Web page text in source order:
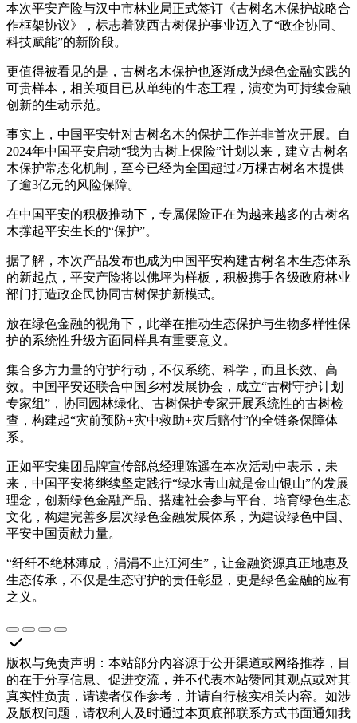
本次平安产险与汉中市林业局正式签订《古树名木保护战略合
作框架协议》，标志着陕西古树保护事业迈入了“政企协同、
科技赋能”的新阶段。
更值得被看见的是，古树名木保护也逐渐成为绿色金融实践的
可贵样本，相关项目已从单纯的生态工程，演变为可持续金融
创新的生动示范。
事实上，中国平安针对古树名木的保护工作并非首次开展。自
2024年中国平安启动“我为古树上保险”计划以来，建立古树名
木保护常态化机制，至今已经为全国超过2万棵古树名木提供
了逾3亿元的风险保障。
在中国平安的积极推动下，专属保险正在为越来越多的古树名
木撑起平安生长的“保护”。
据了解，本次产品发布也成为中国平安构建古树名木生态体系
的新起点，平安产险将以佛坪为样板，积极携手各级政府林业
部门打造政企民协同古树保护新模式。
放在绿色金融的视角下，此举在推动生态保护与生物多样性保
护的系统性升级方面同样具有重要意义。
集合多方力量的守护行动，不仅系统、科学，而且长效、高
效。中国平安还联合中国乡村发展协会，成立“古树守护计划
专家组”，协同园林绿化、古树保护专家开展系统性的古树检
查，构建起“灾前预防+灾中救助+灾后赔付”的全链条保障体
系。
正如平安集团品牌宣传部总经理陈遥在本次活动中表示，未
来，中国平安将继续坚定践行“绿水青山就是金山银山”的发展
理念，创新绿色金融产品、搭建社会参与平台、培育绿色生态
文化，构建完善多层次绿色金融发展体系，为建设绿色中国、
平安中国贡献力量。
“纤纤不绝林薄成，涓涓不止江河生”，让金融资源真正地惠及
生态传承，不仅是生态守护的责任彰显，更是绿色金融的应有
之义。
版权与免责声明 ： 本站部分内容源于公开渠道或网络推荐，目
的在于分享信息、促进交流，并不代表本站赞同其观点或对其
真实性负责，请读者仅作参考，并请自行核实相关内容。如涉
及版权问题，请权利人及时通过本页底部联系方式书面通知我